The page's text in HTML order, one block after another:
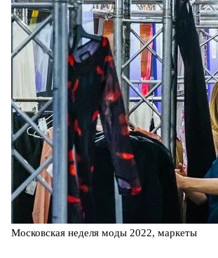
Московская неделя моды 2022, маркеты